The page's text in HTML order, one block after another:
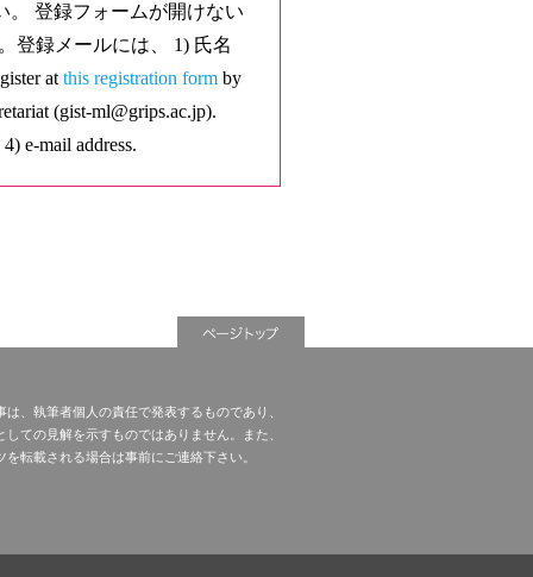
。 登録フォームが開けない
登録メールには、 1) 氏名
at this registration form by
(gist-ml@grips.ac.jp).
e-mail address.
は、執筆者個人の責任で発表するものであり、
ての見解を示すものではありません。また、
を転載される場合は事前にご連絡下さい。